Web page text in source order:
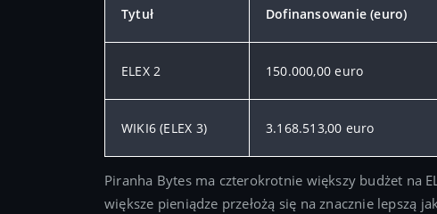
Tytuł Dofinansowanie (euro)
ELEX 2 150.000,00 euro
WIKI6 (ELEX 3) 3.168.513,00 euro
Piranha Bytes ma czterokrotnie większy budżet na
większe pieniądze przełożą się na znacznie lepszą